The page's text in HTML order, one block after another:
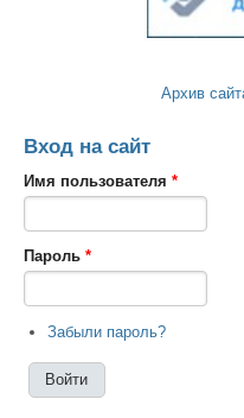
Архив
Вход на сайт
Имя пользователя *
Пароль *
Забыли пароль?